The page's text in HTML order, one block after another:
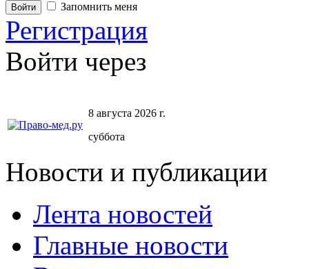
Запомнить меня
Регистрация
Войти через
8 августа 2026 г.
суббота
Новости и публикации
Лента новостей
Главные новости